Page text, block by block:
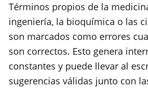
Términos propios de la
ingeniería, la bioquímica o las
son marcados como errores
son correctos. Esto genera
constantes y puede llevar al
sugerencias válidas junto con